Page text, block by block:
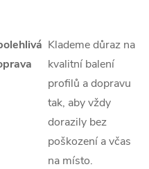
Klademe důraz na
kvalitní balení
profilů a dopravu
tak, aby vždy
dorazily bez
poškození a včas
na místo.